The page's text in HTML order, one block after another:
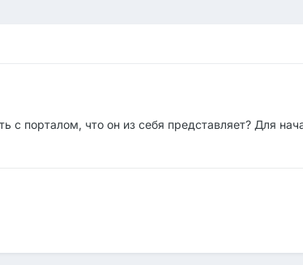
с порталом, что он из себя представляет? Для